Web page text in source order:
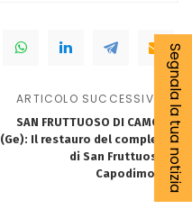
ARTICOLO SUCCESSIVO
SAN FRUTTUOSO DI CAMOGLI
(Ge): Il restauro del complesso
di San Fruttuoso di
Capodimonte.
Segnala la tua notizia